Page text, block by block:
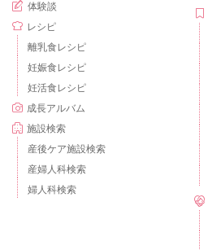
体験談
レシピ
離乳食レシピ
妊娠食レシピ
妊活食レシピ
成長アルバム
施設検索
産後ケア施設検索
産婦人科検索
婦人科検索